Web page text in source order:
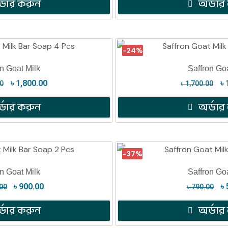
করুন
Goat Milk
৳ 1,800.00
করুন
-24%
Saffron
৳1,700.00 ৳
Goat Milk
৳ 900.00
করুন
-37%
Saffron
৳790.00 ৳